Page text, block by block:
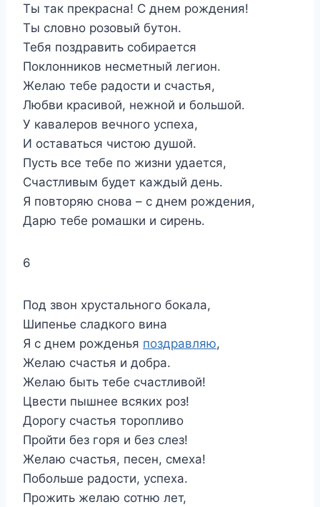
Ты так прекрасна! С днем рождения!
Ты словно розовый бутон.
Тебя поздравить собирается
Поклонников несметный легион.
Желаю тебе радости и счастья,
Любви красивой, нежной и большой.
У кавалеров вечного успеха,
И оставаться чистою душой.
Пусть все тебе по жизни удается,
Счастливым будет каждый день.
Я повторяю снова – с днем рождения,
Дарю тебе ромашки и сирень.
6
Под звон хрустального бокала,
Шипенье сладкого вина
Я с днем рожденья поздравляю,
Желаю счастья и добра.
Желаю быть тебе счастливой!
Цвести пышнее всяких роз!
Дорогу счастья торопливо
Пройти без горя и без слез!
Желаю счастья, песен, смеха!
Побольше радости, успеха.
Прожить желаю сотню лет,